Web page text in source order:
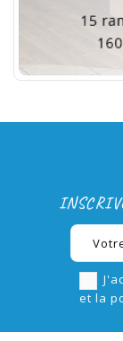
et la